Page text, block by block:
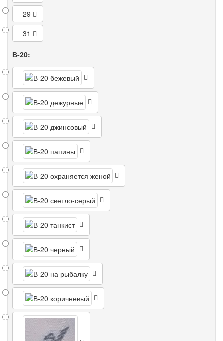
29
31
В-20: